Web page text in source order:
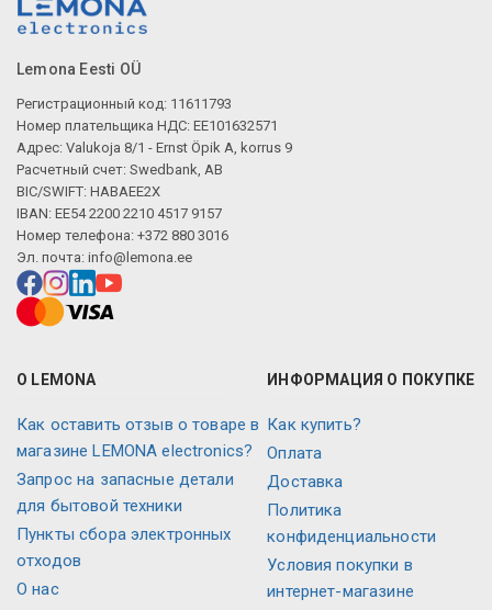
Lemona Eesti OÜ
Регистрационный код: 11611793
Номер плательщика НДС: EE101632571
Адрес: Valukoja 8/1 - Ernst Öpik A, korrus 9
Расчетный счет: Swedbank, AB
BIC/SWIFT: HABAEE2X
IBAN: EE54 2200 2210 4517 9157
Номер телефона: +372 880 3016
Эл. почта: info@lemona.ee
О LEMONA
Как оставить отзыв о товаре в
магазине LEMONA electronics?
Запрос на запасные детали
для бытовой техники
Пункты сбора электронных
отходов
О нас
ИНФОРМАЦИЯ О ПОКУПКЕ
Как купить?
Оплата
Доставка
Политика
конфиденциальности
Условия покупки в
интернет-магазине